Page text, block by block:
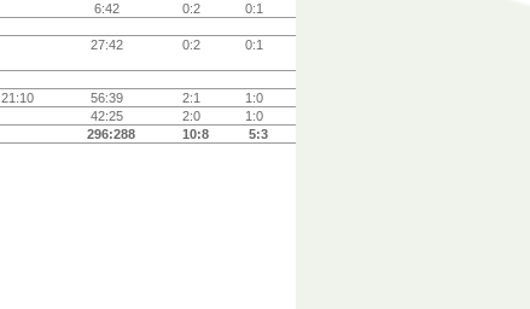
6:42 0:2 0:1
27:42 0:2 0:1
21:10 56:39 2:1
1:0
42:25 2:0
1:0
296:288
10:8 5:3